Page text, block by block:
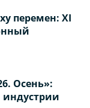
перемен: XI
Осень»:
индустрии